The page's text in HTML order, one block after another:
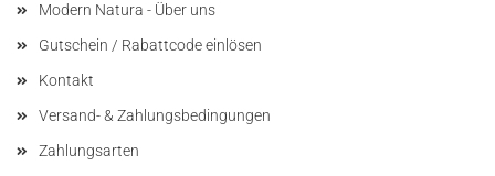
Modern Natura - Über uns
Gutschein / Rabattcode einlösen
Kontakt
Versand- & Zahlungsbedingungen
Zahlungsarten